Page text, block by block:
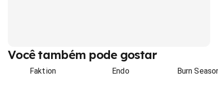
Você também pode gostar
Faktion Endo Burn